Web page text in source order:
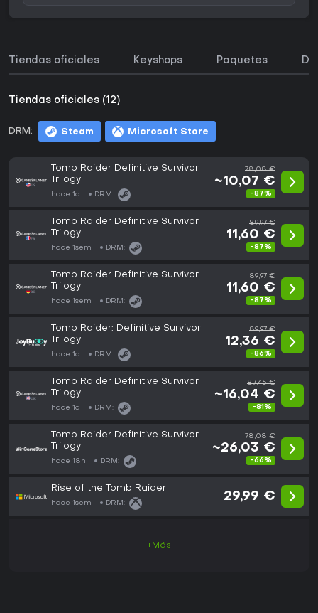
Tiendas oficiales Keyshops Paquetes
Tiendas oficiales (12)
DRM: Steam Microsoft Store
Tomb Raider Definitive Survivor
Trilogy
hace 1d DRM:
78,08 €
~10,07 €
-87%
Tomb Raider Definitive Survivor
Trilogy
hace 1sem DRM:
89,97 €
11,60 €
-87%
Tomb Raider Definitive Survivor
Trilogy
hace 1sem DRM:
89,97 €
11,60 €
-87%
Tomb Raider: Definitive Survivor
Trilogy
hace 1d DRM:
89,97 €
12,36 €
-86%
Tomb Raider Definitive Survivor
Trilogy
hace 1d DRM:
87,45 €
~16,04 €
-81%
Tomb Raider Definitive Survivor
Trilogy
hace 18h DRM:
78,08 €
~26,03 €
-66%
Rise of the Tomb Raider
hace 1sem DRM:
29,99 €
+Más